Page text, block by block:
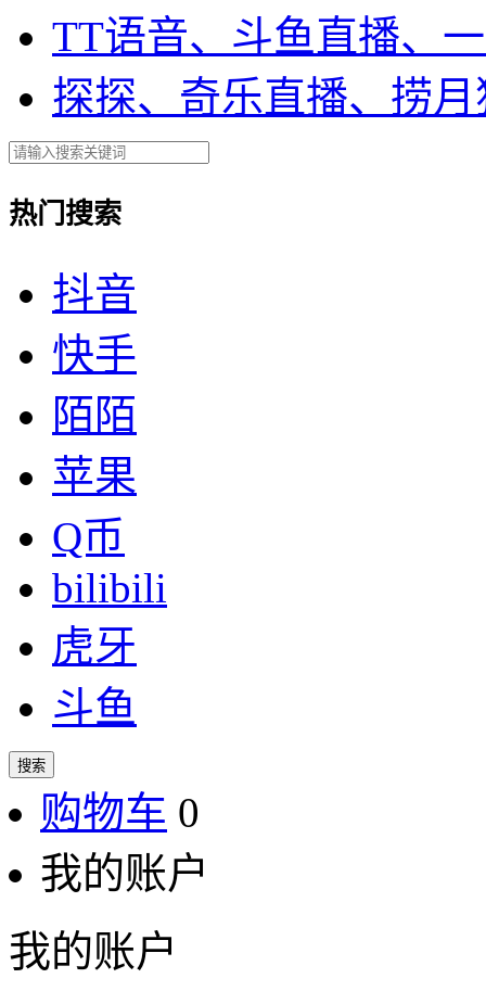
TT语音、斗鱼直播、
探探、奇乐直播、捞月
热门搜索
抖音
快手
陌陌
苹果
Q币
bilibili
虎牙
斗鱼
搜索
购物车 0
我的账户
我的账户